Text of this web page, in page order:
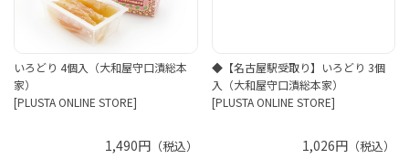
いろどり 4個入（大和屋守口漬総本
家）
[PLUSTA ONLINE STORE]
1,490円（税込）
◆【名古屋駅受取り】いろどり 3個
入（大和屋守口漬総本家）
[PLUSTA ONLINE STORE]
1,026円 （税込）